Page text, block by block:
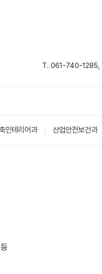
T. 061-740-
인테리어과 산업안전보건과